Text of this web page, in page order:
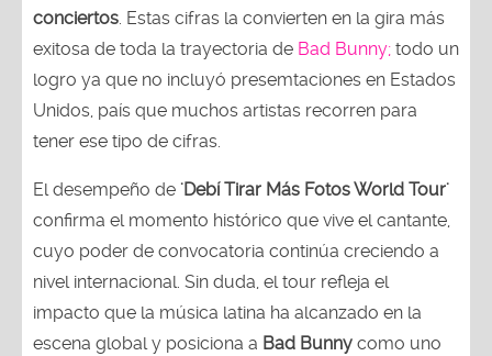
conciertos. Estas cifras la convierten en la gira más
exitosa de toda la trayectoria de Bad Bunny; todo un
logro ya que no incluyó presemtaciones en Estados
Unidos, país que muchos artistas recorren para
tener ese tipo de cifras.
El desempeño de 'Debí Tirar Más Fotos World Tour'
confirma el momento histórico que vive el cantante,
cuyo poder de convocatoria continúa creciendo a
nivel internacional. Sin duda, el tour refleja el
impacto que la música latina ha alcanzado en la
escena global y posiciona a Bad Bunny como uno